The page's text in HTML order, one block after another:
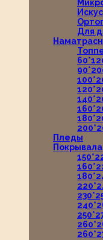
Для
Пледы
Покрывала